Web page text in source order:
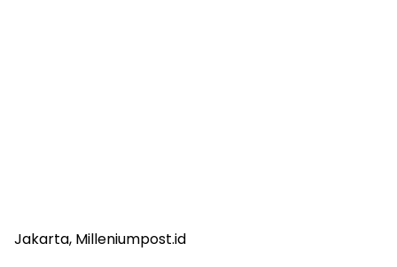
Jakarta, Milleniumpost.id